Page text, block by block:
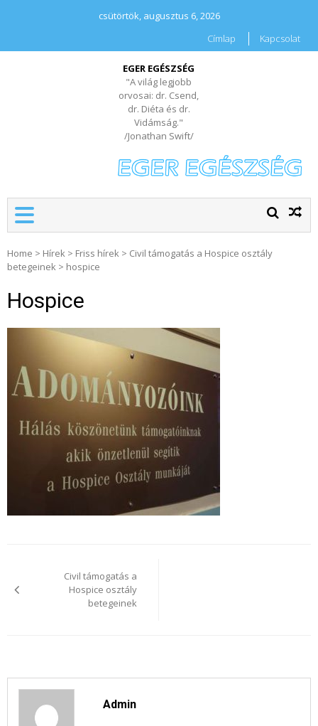
csütörtök, augusztus 6, 2026
Címlap
Kapcsolat
EGER EGÉSZSÉG
"A világ legjobb
orvosai: dr. Csend,
dr. Diéta és dr.
Vidámság."
/Jonathan Swift/
Home > Hírek > Friss hírek > Civil támogatás a Hospice osztály
betegeinek > hospice
Hospice
Civil támogatás a
Hospice osztály
betegeinek
Admin